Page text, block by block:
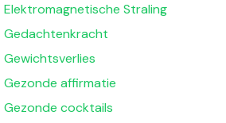
Elektromagnetische Straling
Gedachtenkracht
Gewichtsverlies
Gezonde affirmatie
Gezonde cocktails